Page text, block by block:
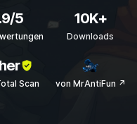
5 10K+
Downloads
Scan von MrAntiFun ↗